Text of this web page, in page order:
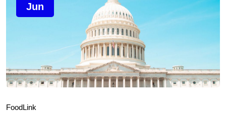
Jun
FoodLink